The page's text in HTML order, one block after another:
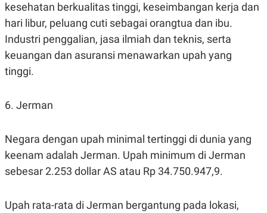
kesehatan berkualitas tinggi, keseimbangan kerja dan
hari libur, peluang cuti sebagai orangtua dan ibu.
Industri penggalian, jasa ilmiah dan teknis, serta
keuangan dan asuransi menawarkan upah yang
tinggi.
6. Jerman
Negara dengan upah minimal tertinggi di dunia yang
keenam adalah Jerman. Upah minimum di Jerman
sebesar 2.253 dollar AS atau Rp 34.750.947,9.
Upah rata-rata di Jerman bergantung pada lokasi,